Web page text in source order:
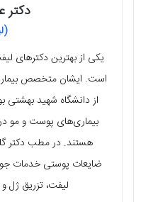
دکتر
یکی از بهترین دکترهای
است. ایشان متخصص
از دانشگاه شهید بهشتی
بیماری‌های پوست و مو در
هستند. در مطب دکتر
ضایعات پوستی خدمات
لیفت، تزریق ژل